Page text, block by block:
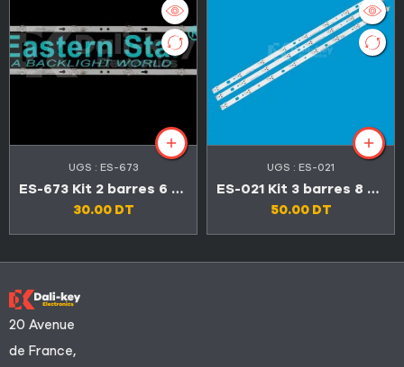
UGS : ES-673
ES-673 Kit 2 barres 6 LED TV CONDOR 32″ L32T4300
30.00 DT
UGS : ES-021
ES-021 Kit 3 barres 8 LED TV SONY 32″
50.00 DT
20 Avenue
de France,